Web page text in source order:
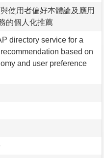
使用者偏好本體論及應用
的個人化推薦
directory service for a
based on
and user preference